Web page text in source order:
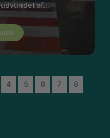
af…
4 5 6 7 8